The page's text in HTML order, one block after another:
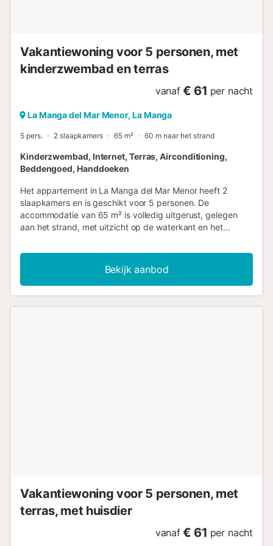
Vakantiewoning voor 5 personen, met
kinderzwembad en terras
vanaf € 61 per nacht
La Manga del Mar Menor, La Manga
5 pers. 2 slaapkamers 65 m² 60 m naar het strand
Kinderzwembad, Internet, Terras, Airconditioning,
Beddengoed, Handdoeken
Het appartement in La Manga del Mar Menor heeft 2
slaapkamers en is geschikt voor 5 personen. De
accommodatie van 65 m² is volledig uitgerust, gelegen
aan het strand, met uitzicht op de waterkant en het
zee. De accommodatie is voorzien van de volgende
voorzieningen: lift, tuinmeubilair, terras, wasmachine,
strijkijzer, internet (Wi-Fi), warmtepomp, airconditioning,
gemeenschappelijk zwembad + kinderbad, tv. De keuken
Bekijk aanbod
Vakantiewoning voor 5 personen, met
terras, met huisdier
vanaf € 61 per nacht